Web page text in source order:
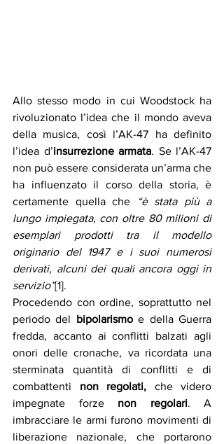
Allo stesso modo in cui Woodstock ha
rivoluzionato l’idea che il mondo aveva
della musica, così l’AK-47 ha definito
l’idea d’insurrezione armata. Se l’AK-47
non può essere considerata un’arma che
ha influenzato il corso della storia, è
certamente quella che
“è stata più a
lungo impiegata, con oltre 80 milioni di
esemplari prodotti tra il modello
originario del 1947 e i suoi numerosi
derivati, alcuni dei quali ancora oggi in
servizio”[1].
Procedendo con ordine, soprattutto nel
periodo del bipolarismo e della Guerra
fredda, accanto ai conflitti balzati agli
onori delle cronache, va ricordata una
sterminata quantità di conflitti e di
combattenti non regolati, che videro
impegnate forze non regolari. A
imbracciare le armi furono movimenti di
liberazione nazionale, che portarono